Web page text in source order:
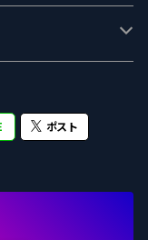
ーズ
ポスト